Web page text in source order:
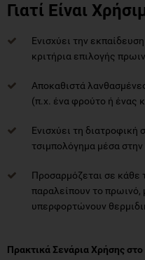
Γιατί Είναι
Ενισχύει την
κριτήρια επιλογής
Αποκαθιστά
(π.χ. ένα φρούτο ή ένας
Ενισχύει τη διατροφική
τσιμπολόγημα μέσα
Προσαρμόζεται σε κάθε
παραλείπουν το πρωινό,
υπερφορτώνουν
Πρακτικά Σενάρια Χρήσης στο